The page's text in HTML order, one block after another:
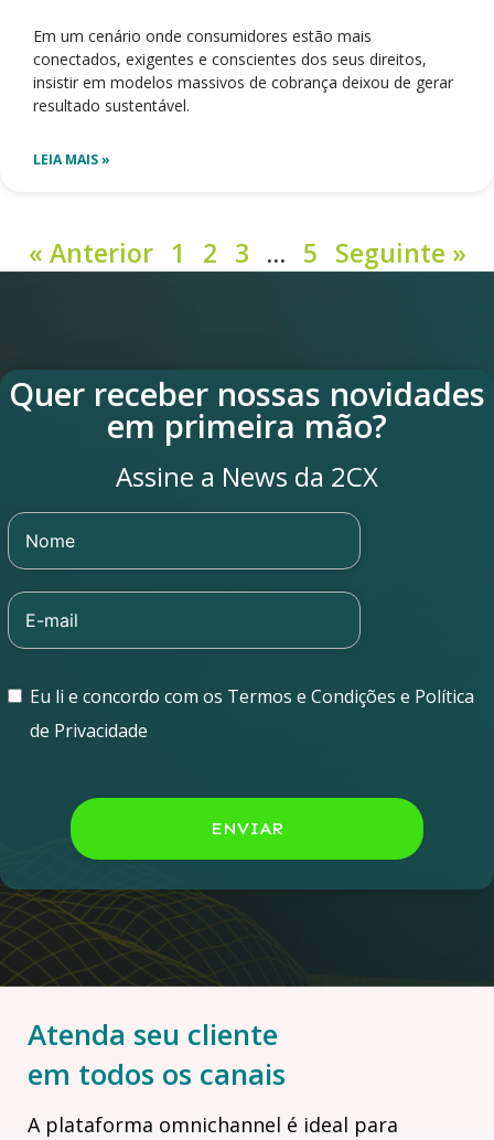
Em um cenário onde consumidores estão mais
conectados, exigentes e conscientes dos seus direitos,
insistir em modelos massivos de cobrança deixou de gerar
resultado sustentável.
LEIA MAIS »
« Anterior 1 2 3 … 5 Seguinte »
Quer receber nossas novidades
em primeira mão?
Assine a News da 2CX
Eu li e concordo com os Termos e Condições e Política
de Privacidade
ENVIAR
Atenda seu cliente
em todos os canais
A plataforma omnichannel é ideal para